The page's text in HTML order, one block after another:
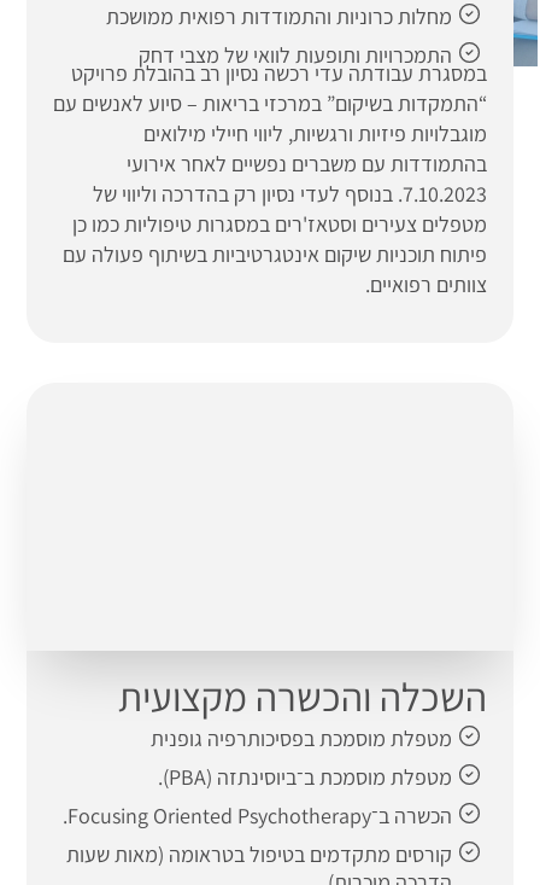
מחלות כרוניות והתמודדות רפואית ממושכת
התמכרויות ותופעות לוואי של מצבי דחק
במסגרת עבודתה עדי רכשה נסיון רב בהובלת פרויקט
“התמקדות בשיקום” במרכזי בריאות – סיוע לאנשים עם
מוגבלויות פיזיות ורגשיות, ליווי חיילי מילואים
בהתמודדות עם משברים נפשיים לאחר אירועי
7.10.2023. בנוסף לעדי נסיון רק בהדרכה וליווי של
מטפלים צעירים וסטאז'רים במסגרות טיפוליות כמו כן
פיתוח תוכניות שיקום אינטגרטיביות בשיתוף פעולה עם
צוותים רפואיים.
השכלה והכשרה מקצועית
מטפלת מוסמכת בפסיכותרפיה גופנית
מטפלת מוסמכת ב־ביוסינתזה (PBA).
הכשרה ב־Focusing Oriented Psychotherapy.
קורסים מתקדמים בטיפול בטראומה (מאות שעות